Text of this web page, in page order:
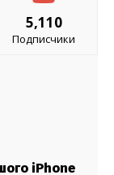
5,110
Подписчики
iPhone